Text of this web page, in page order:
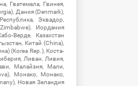
Гватемала, Гвинея,
Дания (Denmark),
Эквадор,
Иордания
Верде, Казахстан
Китай (China),
(Korea Rep.), Коста-
Ливан, Ливия,
Малайзия, Мали,
Монако, Монако,
Новая Зеландия